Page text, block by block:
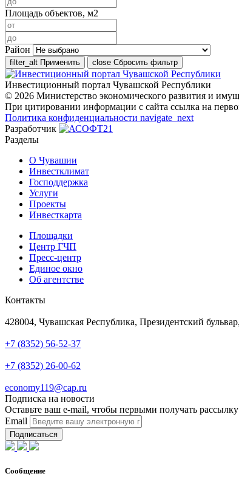
Площадь объектов, м2
Район
filter_alt Применить close Сбросить фильтр
Инвестиционный портал Чувашской Республики
© 2026 Министерство экономического развития и
При цитировании информации с сайта ссылка на
Политика конфиденциальности navigate_next
Разработчик
Разделы
О Чувашии
Инвестклимат
Господдержка
Услуги
Проекты
Инвесткарта
Площадки
Центр ГЧП
Пресс-центр
Единое окно
Об агентстве
Контакты
428004, Чувашская Республика, Президентский
+7 (8352) 56-52-37
+7 (8352) 26-00-62
economy119@cap.ru
Подписка на новости
Оставьте ваш e-mail, чтобы первыми получать
Email
Подписаться
Сообщение